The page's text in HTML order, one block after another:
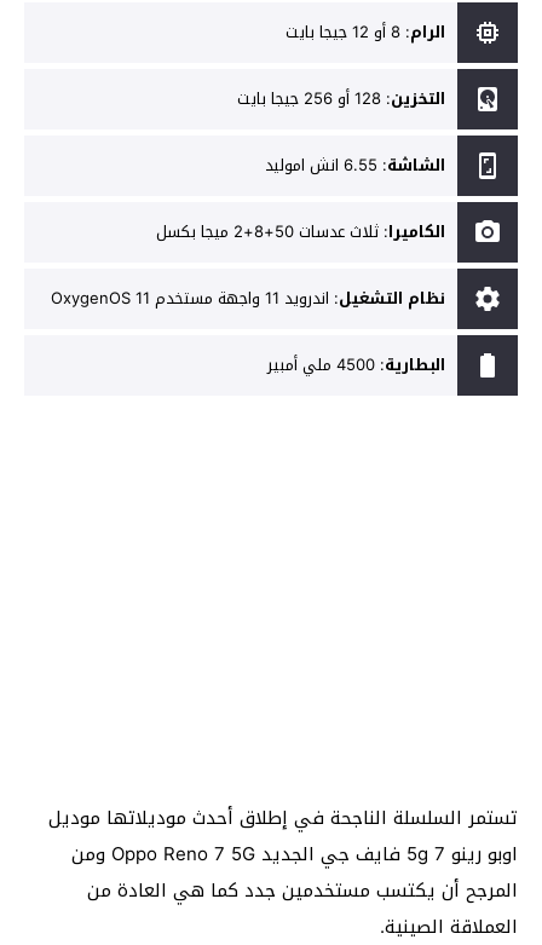
الرام: 8 أو 12 جيجا بايت
التخزين: 128 أو 256 جيجا بايت
الشاشة: 6.55 انش اموليد
الكاميرا: ثلاث عدسات 50+8+2 ميجا بكسل
نظام التشغيل: اندرويد 11 واجهة مستخدم OxygenOS 11
البطارية: 4500 ملي أمبير
تستمر السلسلة الناجحة في إطلاق أحدث موديلاتها موديل
اوبو رينو 7 5g فايف جي الجديد Oppo Reno 7 5G ومن
المرجح أن يكتسب مستخدمين جدد كما هي العادة من
العملاقة الصينية.